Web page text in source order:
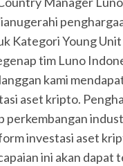
Kategori Young
tim Luno
kami
aset kripto.
perkembangan
investasi aset
ini akan